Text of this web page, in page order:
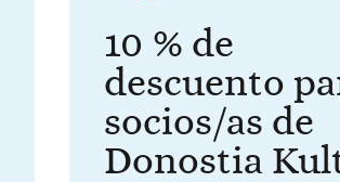
10 % de
descuento
socios/as de
Donostia